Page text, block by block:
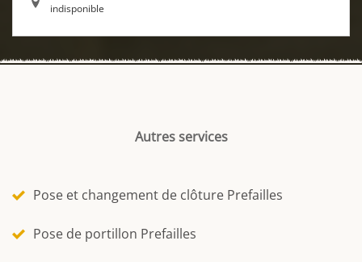
indisponible
Autres services
Pose et changement de clôture Prefailles
Pose de portillon Prefailles